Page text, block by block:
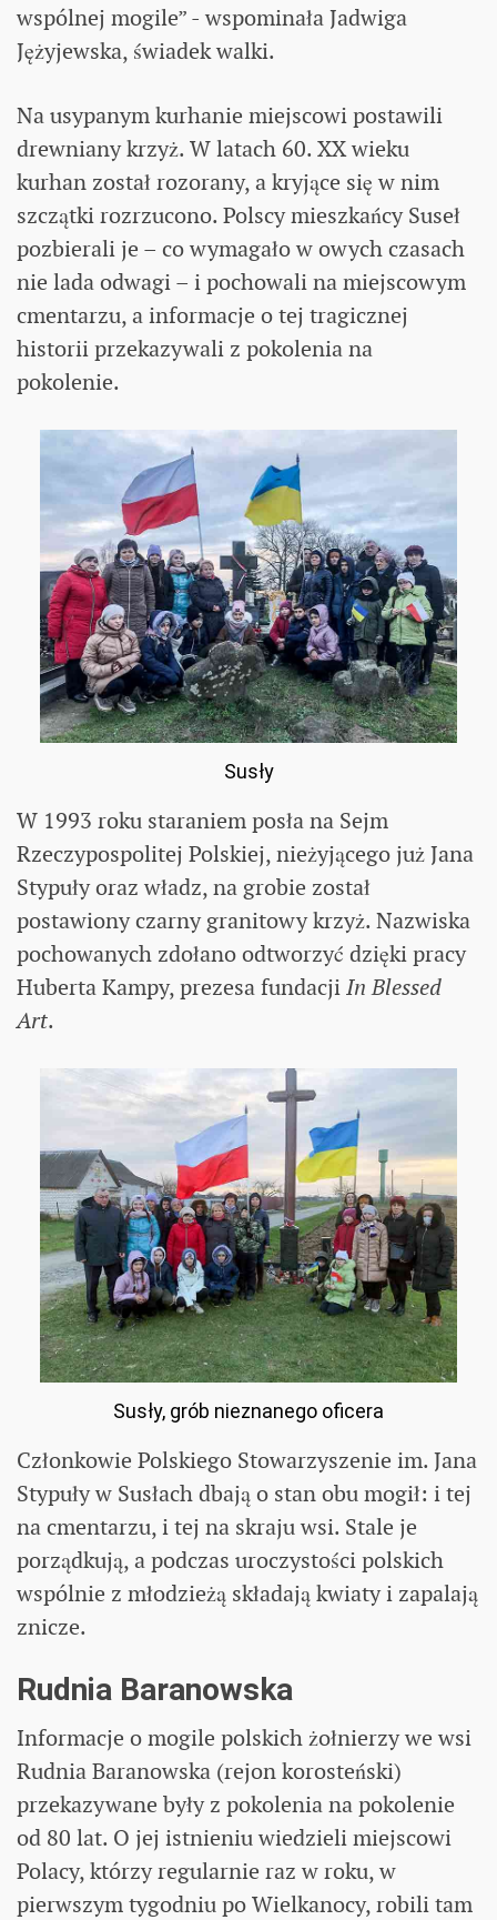
wspólnej mogile” - wspominała Jadwiga
Jężyjewska, świadek walki.
Na usypanym kurhanie miejscowi postawili
drewniany krzyż. W latach 60. XX wieku
kurhan został rozorany, a kryjące się w nim
szczątki rozrzucono. Polscy mieszkańcy Suseł
pozbierali je – co wymagało w owych czasach
nie lada odwagi – i pochowali na miejscowym
cmentarzu, a informacje o tej tragicznej
historii przekazywali z pokolenia na
pokolenie.
Susły
W 1993 roku staraniem posła na Sejm
Rzeczypospolitej Polskiej, nieżyjącego już Jana
Stypuły oraz władz, na grobie został
postawiony czarny granitowy krzyż. Nazwiska
pochowanych zdołano odtworzyć dzięki pracy
Huberta Kampy, prezesa fundacjiIn Blessed
Art.
Susły, grób nieznanego oficera
Członkowie Polskiego Stowarzyszenie im. Jana
Stypuły w Susłach dbają o stan obu mogił: i tej
na cmentarzu, i tej na skraju wsi. Stale je
porządkują, a podczas uroczystości polskich
wspólnie z młodzieżą składają kwiaty i zapalają
znicze.
Rudnia Baranowska
Informacje o mogile polskich żołnierzy we wsi
Rudnia Baranowska (rejon korosteński)
przekazywane były z pokolenia na pokolenie
od 80 lat. O jej istnieniu wiedzieli miejscowi
Polacy, którzy regularnie raz w roku, w
pierwszym tygodniu po Wielkanocy, robili tam